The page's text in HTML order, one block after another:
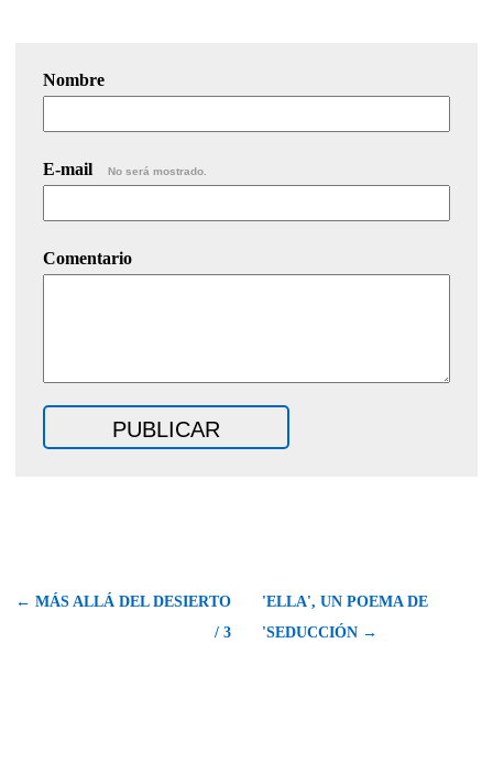
Nombre
E-mail No será mostrado.
Comentario
← MÁS ALLÁ DEL DESIERTO
/ 3
'ELLA', UN POEMA DE
'SEDUCCIÓN →